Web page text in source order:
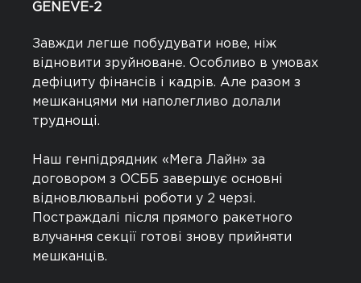
GENEVE-2
Завжди легше побудувати нове, ніж
відновити зруйноване. Особливо в умовах
дефіциту фінансів і кадрів. Але разом з
мешканцями ми наполегливо долали
труднощі.
Наш генпідрядник «Мега Лайн» за
договором з ОСББ завершує основні
відновлювальні роботи у 2 черзі.
Постраждалі після прямого ракетного
влучання секції готові знову прийняти
мешканців.